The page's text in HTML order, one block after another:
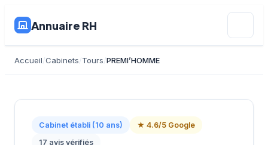
Annuaire RH
Accueil Cabinets Tours PREMI’HOMME
Cabinet établi (10 ans)
★ 4.6/5 Google
17 avis vérifiés